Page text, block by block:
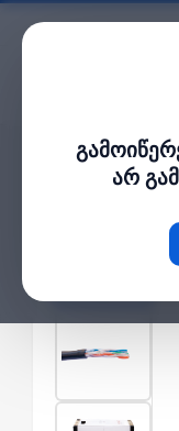
არ
მთავარი›ქსელის